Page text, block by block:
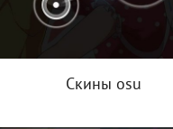
Скины osu